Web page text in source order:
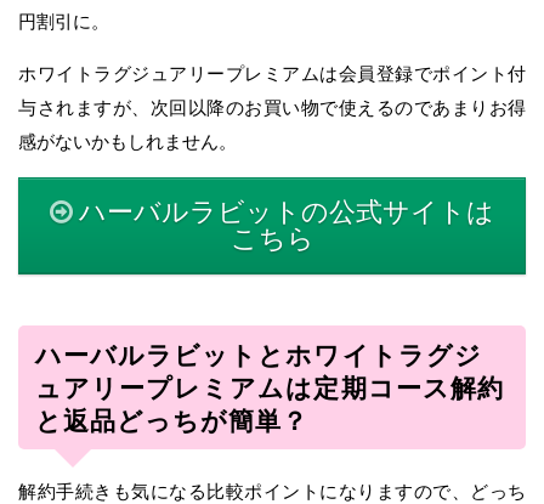
円割引に。
ホワイトラグジュアリープレミアムは会員登録でポイント付
与されますが、次回以降のお買い物で使えるのであまりお得
感がないかもしれません。
ハーバルラビットの公式サイトは
こちら
ハーバルラビットとホワイトラグジ
ュアリープレミアムは定期コース解約
と返品どっちが簡単？
解約手続きも気になる比較ポイントになりますので、どっち